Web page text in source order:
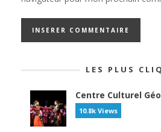
LES PLUS
Centre Culturel
10.8k Views